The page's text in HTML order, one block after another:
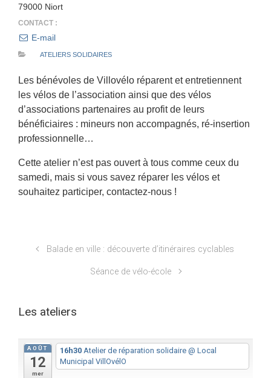
79000 Niort
CONTACT :
E-mail
ATELIERS SOLIDAIRES
Les bénévoles de Villovélo réparent et entretiennent
les vélos de l’association ainsi que des vélos
d’associations partenaires au profit de leurs
bénéficiaires : mineurs non accompagnés, ré-insertion
professionnelle…
Cette atelier n’est pas ouvert à tous comme ceux du
samedi, mais si vous savez réparer les vélos et
souhaitez participer, contactez-nous !
Balade en ville : découverte d’itinéraires cyclables
Séance de vélo-école
Les ateliers
AOÛT
12
mer
16h30 Atelier de réparation solidaire @ Local
Municipal VillOvélO